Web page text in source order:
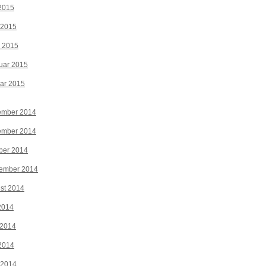
2015
2015
2015
2014
2014
2014
2014
2014